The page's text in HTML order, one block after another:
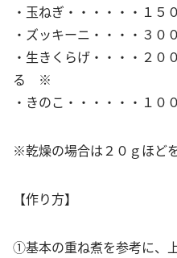
・玉ねぎ・・・・・・１
・ズッキーニ・・・・３
・生きくらげ・・・・２
る ※
・きのこ・・・・・・１
※乾燥の場合は２０ｇほど
【作り方】
①基本の重ね煮を参考に、